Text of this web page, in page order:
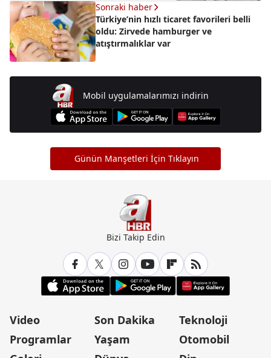
Sonraki haber
Türkiye’nin hızlı ticaret favorileri belli
oldu: Zirvede hamburger ve
atıştırmalıklar var
Mobil uygulamalarımızı indirin
Günün Manşetleri İçin Tıklayın
Bizi Takip Edin
Video
Programlar
Son Dakika
Yaşam
Teknoloji
Otomobil